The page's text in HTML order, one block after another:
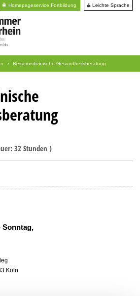
Homepageservice Fortbildung Leichte Sprache
Reisemedizinische Gesundheitsberatung
32 Stunden )
Sonntag,
Köln